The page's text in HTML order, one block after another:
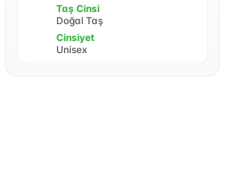
Taş Cinsi
Doğal Taş
Cinsiyet
Unisex